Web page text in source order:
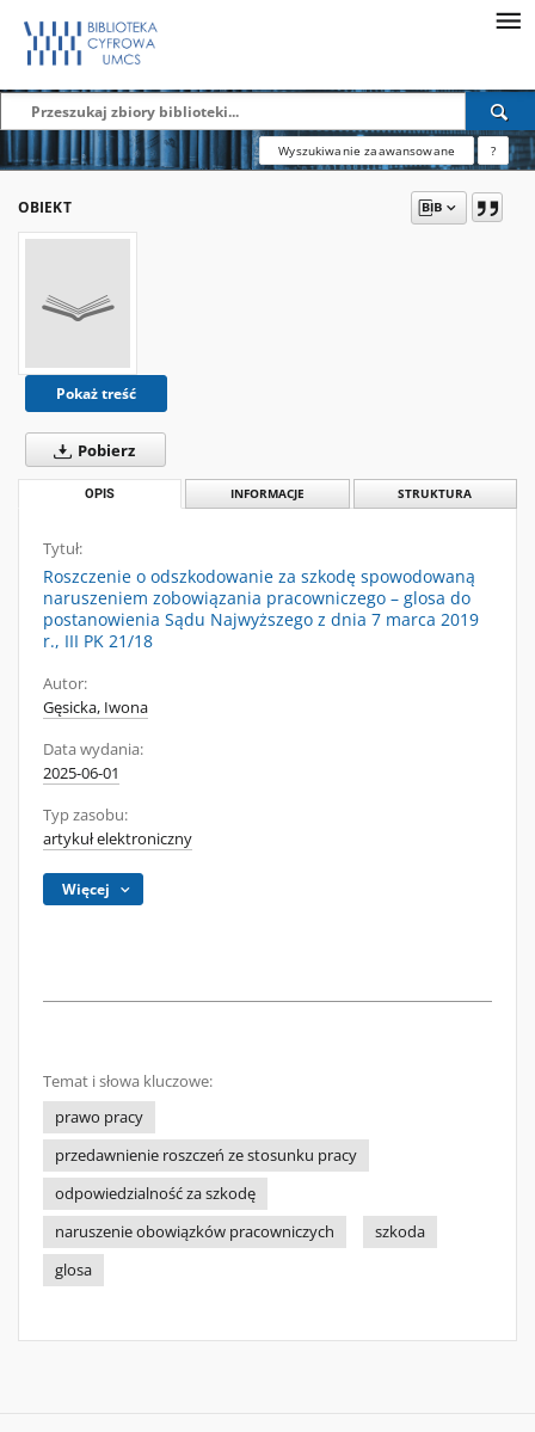
Wyszukiwanie zaawansowane ?
OBIEKT
Pokaż treść
Pobierz
OPIS INFORMACJE STRUKTURA
Tytuł:
Roszczenie o odszkodowanie za szkodę spowodowaną
naruszeniem zobowiązania pracowniczego – glosa do
postanowienia Sądu Najwyższego z dnia 7 marca 2019
r., III PK 21/18
Autor:
Gęsicka, Iwona
Data wydania:
2025-06-01
Typ zasobu:
artykuł elektroniczny
Więcej
Temat i słowa kluczowe:
prawo pracy
przedawnienie roszczeń ze stosunku pracy
odpowiedzialność za szkodę
naruszenie obowiązków pracowniczych
szkoda
glosa